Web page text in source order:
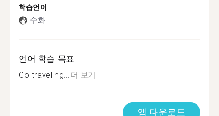
학습언어
수화
언어 학습 목표
Go traveling...더 보기
앱 다운로드